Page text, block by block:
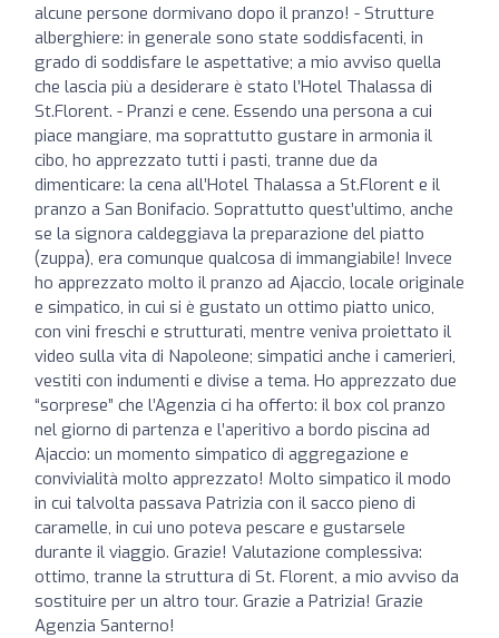
alcune persone dormivano dopo il pranzo! - Strutture
alberghiere: in generale sono state soddisfacenti, in
grado di soddisfare le aspettative; a mio avviso quella
che lascia più a desiderare è stato l’Hotel Thalassa di
St.Florent. - Pranzi e cene. Essendo una persona a cui
piace mangiare, ma soprattutto gustare in armonia il
cibo, ho apprezzato tutti i pasti, tranne due da
dimenticare: la cena all’Hotel Thalassa a St.Florent e il
pranzo a San Bonifacio. Soprattutto quest’ultimo, anche
se la signora caldeggiava la preparazione del piatto
(zuppa), era comunque qualcosa di immangiabile! Invece
ho apprezzato molto il pranzo ad Ajaccio, locale originale
e simpatico, in cui si è gustato un ottimo piatto unico,
con vini freschi e strutturati, mentre veniva proiettato il
video sulla vita di Napoleone; simpatici anche i camerieri,
vestiti con indumenti e divise a tema. Ho apprezzato due
“sorprese” che l’Agenzia ci ha offerto: il box col pranzo
nel giorno di partenza e l’aperitivo a bordo piscina ad
Ajaccio: un momento simpatico di aggregazione e
convivialità molto apprezzato! Molto simpatico il modo
in cui talvolta passava Patrizia con il sacco pieno di
caramelle, in cui uno poteva pescare e gustarsele
durante il viaggio. Grazie! Valutazione complessiva:
ottimo, tranne la struttura di St. Florent, a mio avviso da
sostituire per un altro tour. Grazie a Patrizia! Grazie
Agenzia Santerno!